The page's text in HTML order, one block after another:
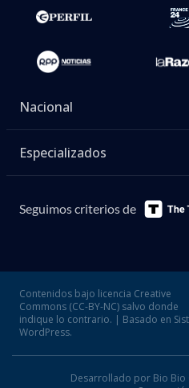
Nacional
Especializados
Seguimos criterios de
Contenidos bajo licencia Creative
Commons (CC-BY-NC) salvo donde
indique lo contrario. | Basado en
WordPress.
Desarrollado por Bio Bio